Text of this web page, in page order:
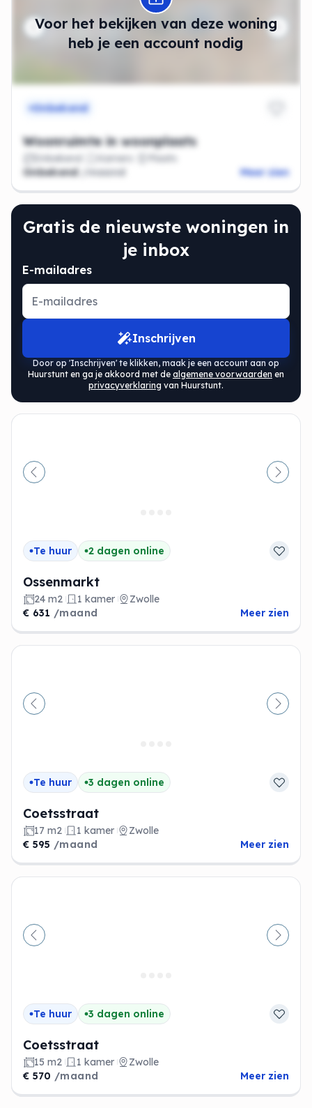
Voor het bekijken van deze woning
heb je een account nodig
Onbekend
Woonruimte in woonplaats
Onbekend Kamers
Plaats
Onbekend
/maand Meer zien
Gratis de nieuwste woningen in
je inbox
E-mailadres
Inschrijven
Door op 'Inschrijven' te klikken, maak je een account aan op
Huurstunt en ga je akkoord met de algemene voorwaarden en
privacyverklaring van Huurstunt.
Vorige
Te huur 2 dagen online
Ossenmarkt
24 m2 1 kamer
Zwolle
€ 631 /maand Meer zien
Vorige
Te huur 3 dagen online
Coetsstraat
17 m2 1 kamer
Zwolle
€ 595 /maand Meer zien
Vorige
Te huur 3 dagen online
Coetsstraat
15 m2 1 kamer
Zwolle
€ 570 /maand Meer zien